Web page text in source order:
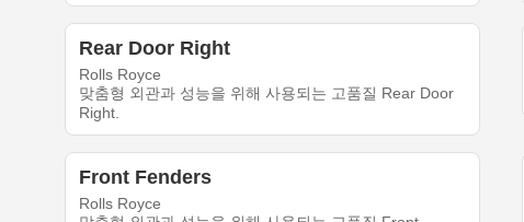
Rear Door Right
Rolls Royce
맞춤형 외관과 성능을 위해 사용되는 고품질 Rear Door
Right.
Front Fenders
Rolls Royce